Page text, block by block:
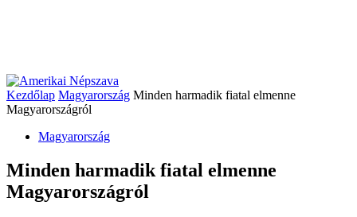
Kezdőlap Magyarország Minden harmadik fiatal elmenne
Magyarországról
Magyarország
Minden harmadik fiatal elmenne
Magyarországról